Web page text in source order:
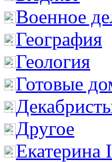
Военное
География
Геология
Готовые
Другое
Екатерина